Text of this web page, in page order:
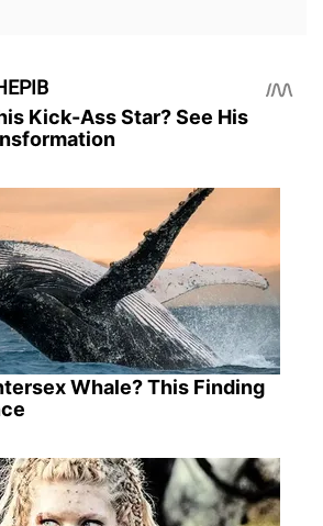
Kick-Ass Star? See His
Whale? This Finding